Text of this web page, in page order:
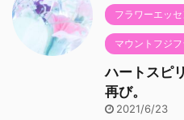
フラワーエッ
マウントフジ
ハートスピ
再び。
2021/6/23